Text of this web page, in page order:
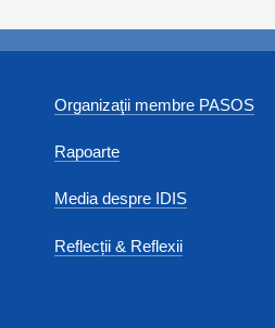
Organizaţii membre PASOS
Rapoarte
Media despre IDIS
Reflecții & Reflexii